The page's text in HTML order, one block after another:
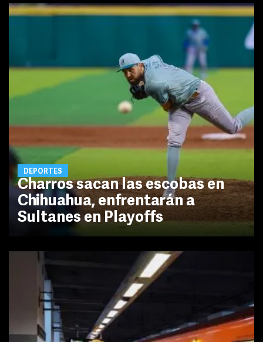
DEPORTES
Charros sacan las escobas en
Chihuahua, enfrentarán a
Sultanes en Playoffs